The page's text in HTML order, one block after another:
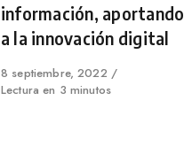
información, aportando
a la innovación digital
Published
on
8 septiembre, 2022
Lectura en 3 minutos